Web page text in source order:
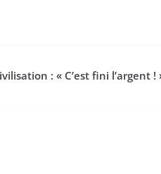
: « C’est fini l’argent !